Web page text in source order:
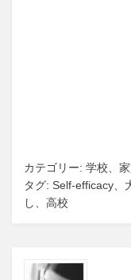
カテゴリー: 学校
タグ: Self-efficacy
し
高校